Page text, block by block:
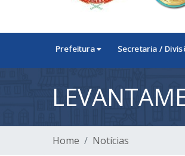
Prefeitura Secretaria /
Home Notícias